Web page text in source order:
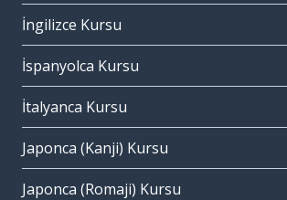
İngilizce Kursu
İspanyolca Kursu
İtalyanca Kursu
Japonca (Kanji) Kursu
Japonca (Romaji) Kursu